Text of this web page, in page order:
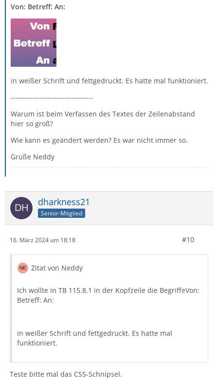
Von: Betreff: An:
in weißer Schrift und fettgedruckt. Es hatte mal funktioniert.
----------------------------------
Warum ist beim Verfassen des Textes der Zeilenabstand
hier so groß?
Wie kann es geändert werden? Es war nicht immer so.
Grüße Neddy
dharkness21
Senior-Mitglied
16. März 2024 um 18:18 #10
Zitat von Neddy
Ich wollte in TB 115.8.1 in der Kopfzeile die BegriffeVon:
Betreff: An:
in weißer Schrift und fettgedruckt. Es hatte mal
funktioniert.
Teste bitte mal das CSS-Schnipsel.